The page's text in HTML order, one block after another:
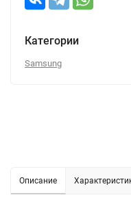
Категории
Samsung
Описание